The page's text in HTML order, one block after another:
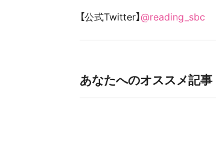
【公式Twitter】@reading_sbc
あなたへのオススメ記事